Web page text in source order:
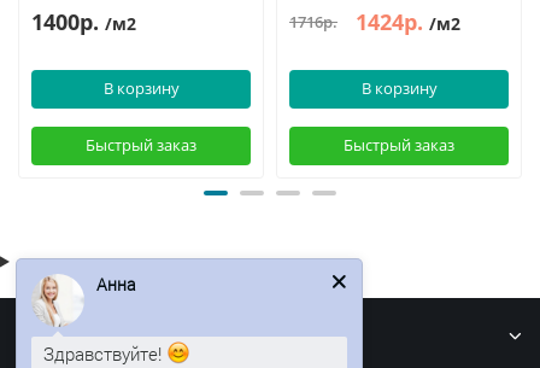
1400р. /м2
В корзину
Быстрый заказ
1716р. 1424р. /м2
В корзину
Быстрый заказ
Информация
Анна
Здравствуйте!